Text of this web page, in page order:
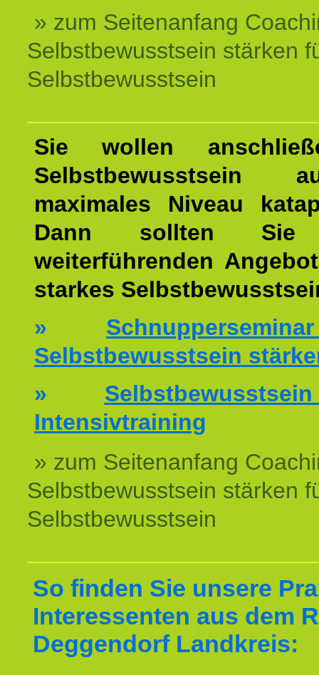
» zum Seitenanfang
Selbstbewusstsein stärken
Selbstbewusstsein
Sie wollen
Selbstbewusstsein
maximales Niveau
Dann sollten Sie
weiterführenden
starkes
»
Selbstbewusstsein
»
Intensivtraining
» zum Seitenanfang
Selbstbewusstsein stärken
Selbstbewusstsein
So finden Sie unsere
Interessenten aus dem
Deggendorf Landkreis: